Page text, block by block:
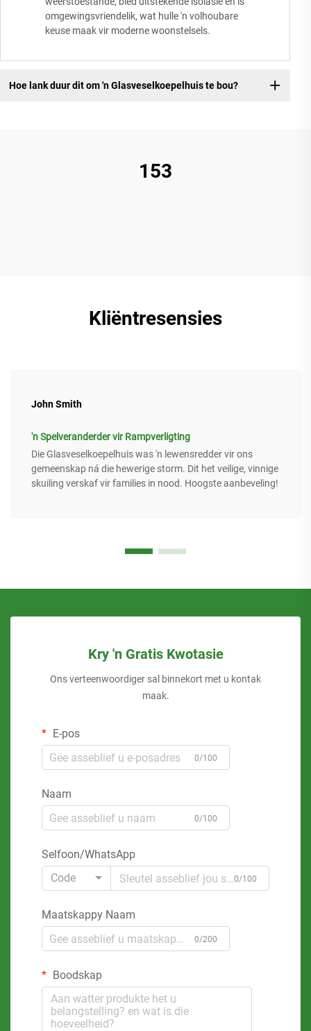
omgewingsvriendelik, wat hulle 'n volhoubare
keuse maak vir moderne woonstelsels.
Hoe lank duur dit om 'n Glasveselkoepelhuis te bou?
153
Kliëntresensies
John Smith
'n Spelveranderder vir Rampverligting
Die Glasveselkoepelhuis was 'n lewensredder vir ons
gemeenskap ná die hewerige storm. Dit het veilige, vinnige
skuiling verskaf vir families in nood. Hoogste aanbeveling!
Kry 'n Gratis Kwotasie
Ons verteenwoordiger sal binnekort met u kontak
maak.
E-pos
0/100
Naam
0/100
Selfoon/WhatsApp
Code
0/100
Maatskappy Naam
0/200
Boodskap